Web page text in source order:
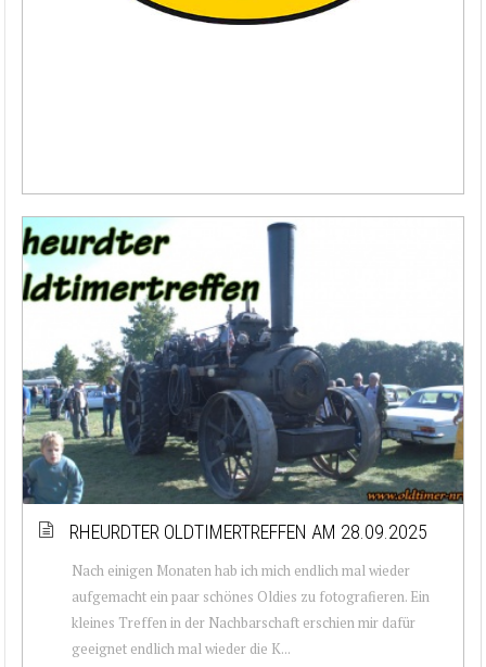
RHEURDTER OLDTIMERTREFFEN AM 28.09.2025
Nach einigen Monaten hab ich mich endlich mal wieder
aufgemacht ein paar schönes Oldies zu fotografieren. Ein
kleines Treffen in der Nachbarschaft erschien mir dafür
geeignet endlich mal wieder die K...